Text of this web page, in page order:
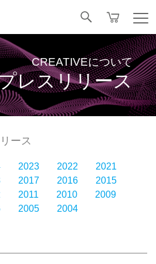
CREATIVEについて
レスリリース
ース
2023 2022
2021
2017 2016
2015
2011 2010
2009
2005 2004